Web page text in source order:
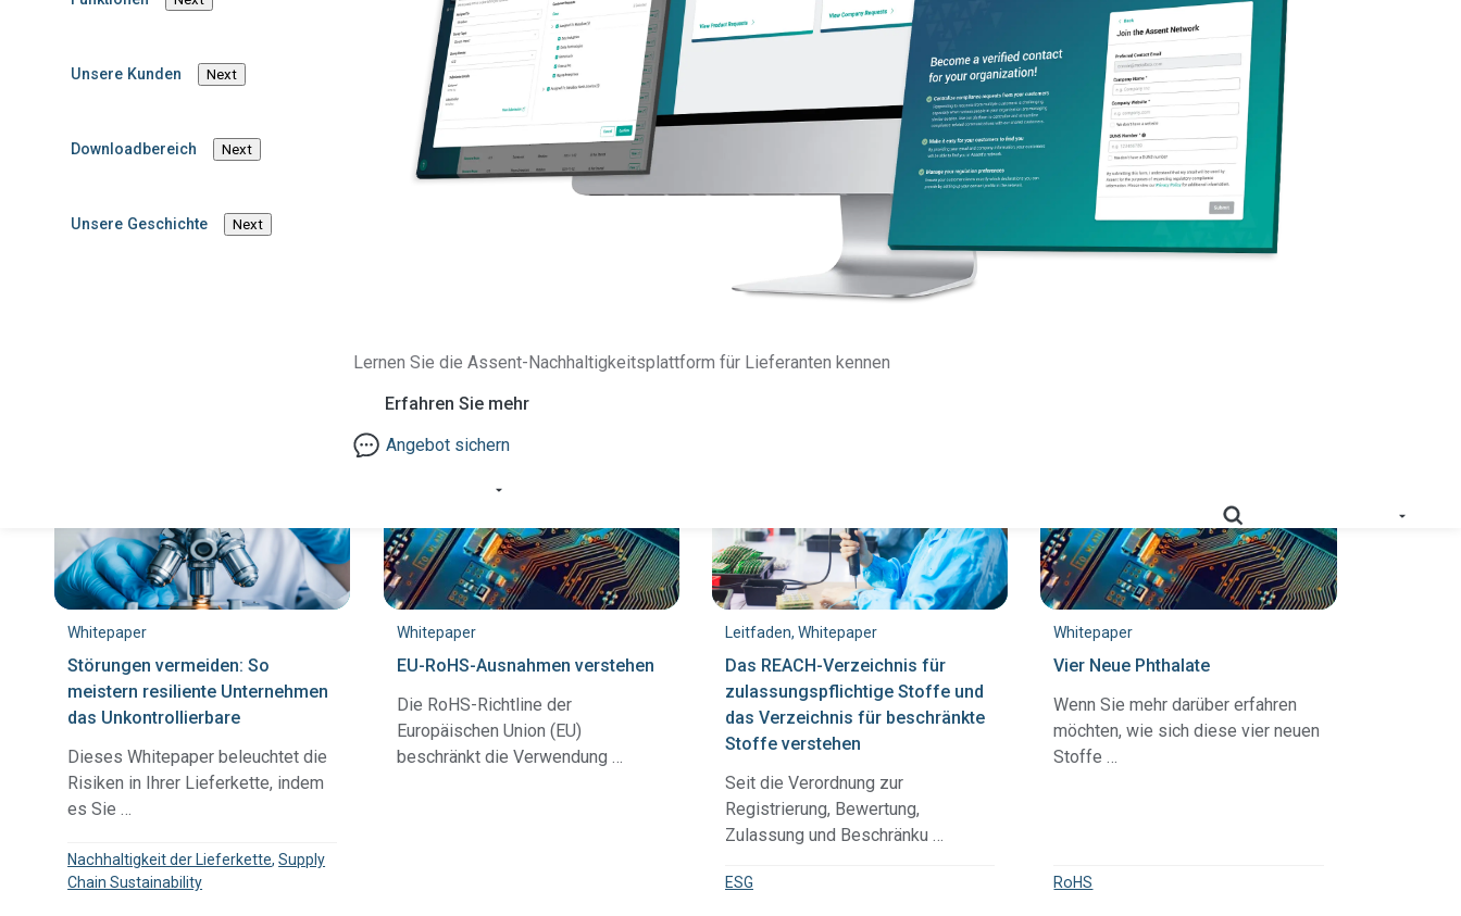
Produktkonformität
Entdecken Sie unsere Lösung, mit der Sie standardisierte, geprüfte und nutzbare Daten zur Produktkonformität in
Ihrer Lieferkette erhalten.
Alle Lösungen ansehen
Compliance erfordert transparente Lieferketten.
optimieren Sie Ihre Compliance.
TSCA
Besseres Wachstum mit der TSCA-Compliance-Lösung
Erfassen Sie Daten tief aus der Lieferkette, um
Identifizieren Sie PFAS in Ihrer Lieferkette und bringen
Konformitätslösung
Unsere Kunden Next
Downloadbereich Next
Unsere Geschichte Next
Lernen Sie die Assent-Nachhaltigkeitsplattform für Lieferanten kennen
Erfahren Sie mehr
Angebot sichern
Whitepaper
Störungen vermeiden: So
meistern resiliente Unternehmen
das Unkontrollierbare
Dieses Whitepaper beleuchtet die
Risiken in Ihrer Lieferkette, indem
es Sie …
Nachhaltigkeit der Lieferkette,Supply
Chain Sustainability
Whitepaper
EU-RoHS-Ausnahmen verstehen
Die RoHS-Richtline der
Europäischen Union (EU)
beschränkt die Verwendung …
Leitfaden, Whitepaper
Das REACH-Verzeichnis für
zulassungspflichtige Stoffe und
das Verzeichnis für beschränkte
Stoffe verstehen
Seit die Verordnung zur
Registrierung, Bewertung,
Zulassung und Beschränku …
ESG
Whitepaper
Vier Neue Phthalate
Wenn Sie mehr darüber erfahren
möchten, wie sich diese vier neuen
Stoffe …
RoHS